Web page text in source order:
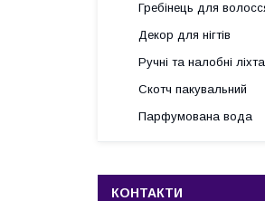
Гребінець для
Декор для нігтів
Ручні та налобні
Скотч пакувальний
Парфумована вода
КОНТАКТИ